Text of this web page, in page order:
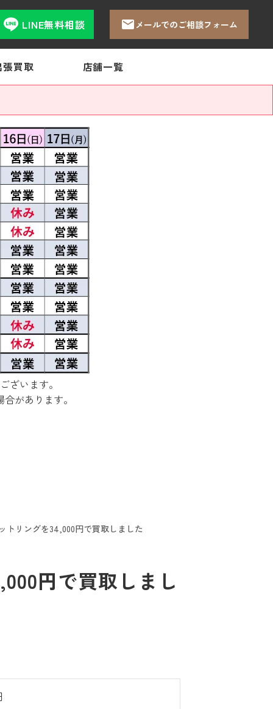
LINE無料相談 メールでのご相談フォーム
張買取 店舗一覧
ざいます。
があります。
トリングを34,000円で買取しました
円で買取しまし